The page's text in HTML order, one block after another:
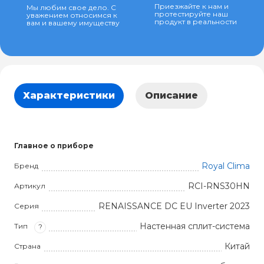
Мы любим свое дело. С
уважением относимся к
вам и вашему имуществу
Приезжайте к нам и
протестируйте наш
продукт в реальности
Характеристики Описание
Главное о приборе
Бренд Royal Clima
Артикул RCI-RNS30HN
Серия RENAISSANCE DC EU Inverter 2023
Тип ? Настенная сплит-система
Страна Китай